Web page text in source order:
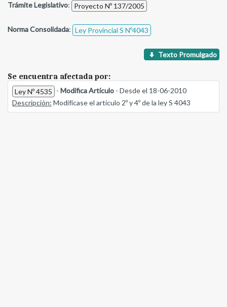
Trámite Legislativo: Proyecto Nº 137/2005
Norma Consolidada: Ley Provincial S Nº4043
Texto Promulgado
Se encuentra afectada por:
Ley Nº 4535 - Modifica Artículo - Desde el 18-06-2010
Descripción: Modifícase el artículo 2º y 4º de la ley S 4043